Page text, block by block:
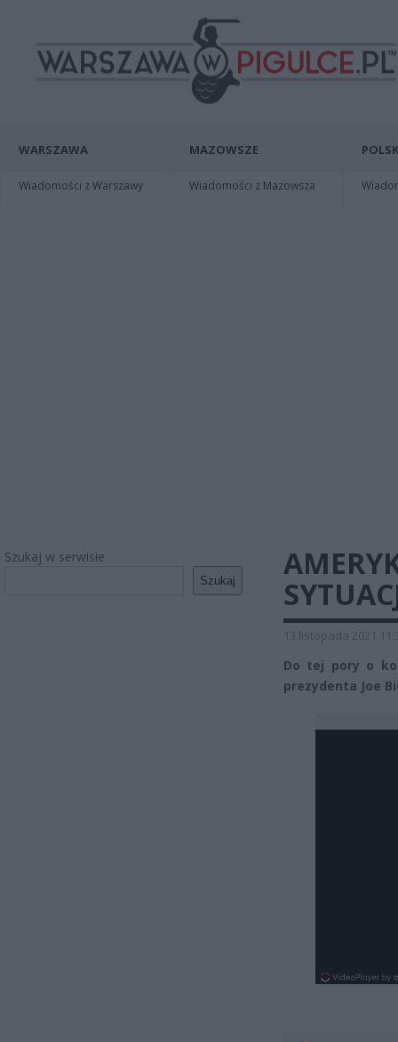
WARSZAWA
Wiadomości z Warszawy
MAZOWSZE
Wiadomości z Mazowsza
Szukaj w serwisie
Szukaj
13 listopada 2021
Do tej pory o
prezydenta Joe